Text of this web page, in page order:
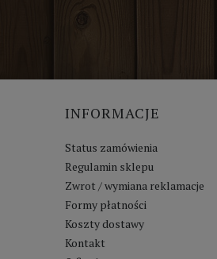
INFORMACJE
Status zamówienia
Regulamin sklepu
Zwrot / wymiana reklamacje
Formy płatności
Koszty dostawy
Kontakt